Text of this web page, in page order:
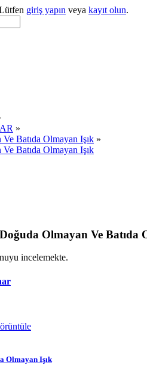
giriş yapın veya kayıt olun.
»
Batıda Olmayan Işık »
Batıda Olmayan Işık
Olmayan Ve Batıda
incelemekte.
Olmayan Işık